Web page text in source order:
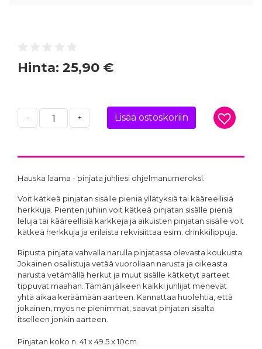
Hinta: 25,90 €
- + Lisää ostoskoriin
Hauska laama - pinjata juhliesi ohjelmanumeroksi.
Voit kätkeä pinjatan sisälle pieniä yllätyksiä tai kääreellisiä
herkkuja. Pienten juhliin voit kätkeä pinjatan sisälle pieniä
leluja tai kääreellisiä karkkeja ja aikuisten pinjatan sisälle voit
kätkeä herkkuja ja erilaista rekvisiittaa esim. drinkkilippuja.
Ripusta pinjata vahvalla narulla pinjatassa olevasta koukusta.
Jokainen osallistuja vetää vuorollaan narusta ja oikeasta
narusta vetämällä herkut ja muut sisälle kätketyt aarteet
tippuvat maahan. Tämän jälkeen kaikki juhlijat menevät
yhtä aikaa keräämään aarteen. Kannattaa huolehtia, että
jokainen, myös ne pienimmät, saavat pinjatan sisältä
itselleen jonkin aarteen.
Pinjatan koko n. 41 x 49.5 x 10cm